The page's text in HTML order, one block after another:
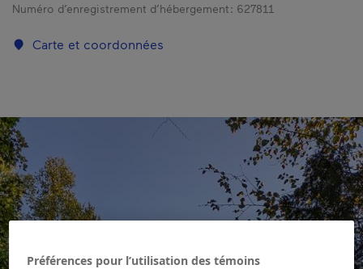
Numéro d’enregistrement d’hébergement : 627811
Carte et coordonnées
Préférences pour l’utilisation des témoins